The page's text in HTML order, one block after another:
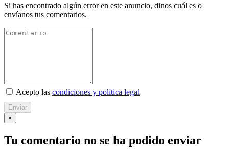
Si has encontrado algún error en este anuncio, dinos cuál es o
envíanos tus comentarios.
Acepto las condiciones y política legal
Enviar
×
Tu comentario no se ha podido enviar